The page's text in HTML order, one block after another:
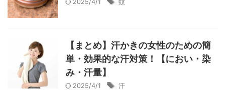
【まとめ】汗かきの女性のための簡
単・効果的な汗対策！【におい・染
み・汗量】
2025/4/1 汗